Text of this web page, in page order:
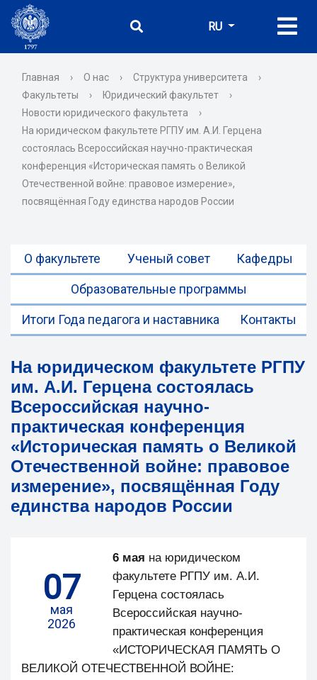
RU
Главная › О нас › Структура университета
›
Факультеты
› Юридический факультет
›
Новости юридического факультета
›
На юридическом факультете РГПУ им. А.И. Герцена
состоялась Всероссийская научно-практическая
конференция «Историческая память о Великой
Отечественной войне: правовое измерение»,
посвящённая Году единства народов России
О факультете Ученый совет Кафедры
Образовательные программы
Итоги Года педагога и наставника Контакты
На юридическом факультете РГПУ
им. А.И. Герцена состоялась
Всероссийская научно-
практическая конференция
«Историческая память о Великой
Отечественной войне: правовое
измерение», посвящённая Году
единства народов России
07
мая
2026
6 мая на юридическом
факультете РГПУ им. А.И.
Герцена состоялась
Всероссийская научно-
практическая конференция
«ИСТОРИЧЕСКАЯ ПАМЯТЬ О
ВЕЛИКОЙ ОТЕЧЕСТВЕННОЙ ВОЙНЕ: